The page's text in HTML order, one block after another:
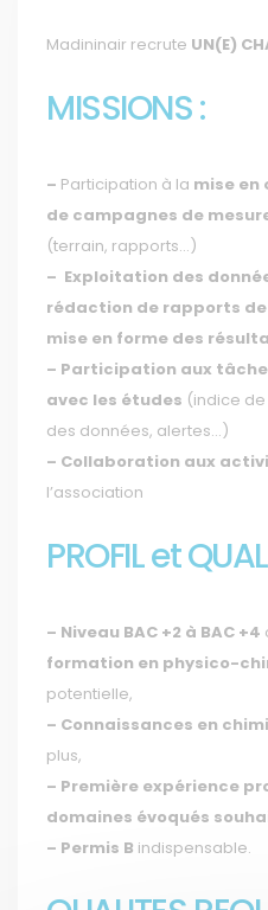
Madininair recrute UN(E)
MISSIONS :
– Participation à la mise en
de campagnes de
(terrain, rapports…)
– Exploitation des
rédaction de rapports de
mise en forme des
– Participation aux
avec les études (indice de
des données, alertes…)
– Collaboration aux
l’association
PROFIL et
– Niveau BAC +2 à BAC +4
formation en physico-
potentielle,
– Connaissances en
plus,
– Première expérience
domaines évoqués
– Permis B indispensable.